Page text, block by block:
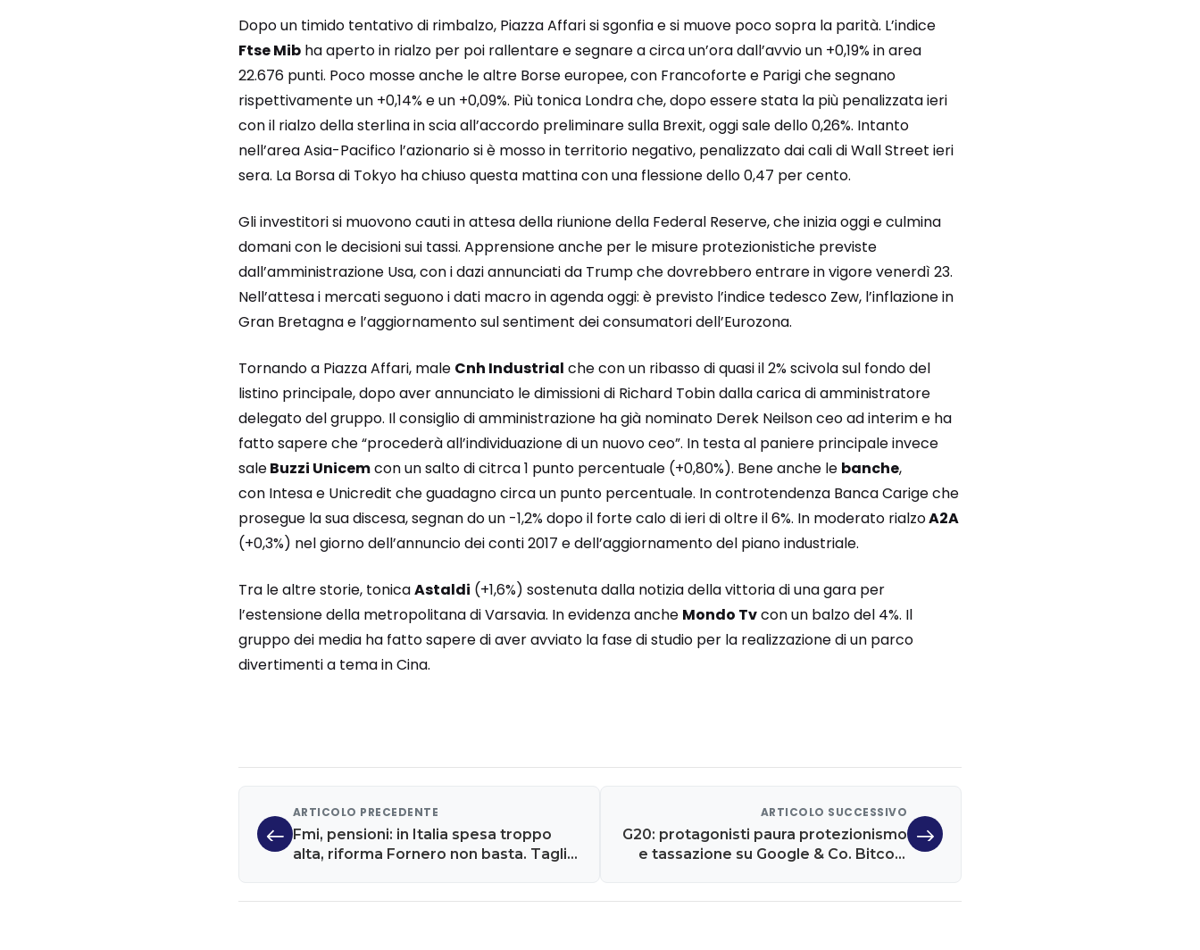
Dopo un timido tentativo di rimbalzo, Piazza Affari si sgonfia e si muove poco sopra la parità. L’indice
Ftse Mibha aperto in rialzo per poi rallentare e segnare a circa un’ora dall’avvio un +0,19% in area
22.676 punti. Poco mosse anche le altre Borse europee, con Francoforte e Parigi che segnano
rispettivamente un +0,14% e un +0,09%. Più tonica Londra che, dopo essere stata la più penalizzata ieri
con il rialzo della sterlina in scia all’accordo preliminare sulla Brexit, oggi sale dello 0,26%. Intanto
nell’area Asia-Pacifico l’azionario si è mosso in territorio negativo, penalizzato dai cali di Wall Street ieri
sera. La Borsa di Tokyo ha chiuso questa mattina con una flessione dello 0,47 per cento.
Gli investitori si muovono cauti in attesa della riunione della Federal Reserve, che inizia oggi e culmina
domani con le decisioni sui tassi. Apprensione anche per le misure protezionistiche previste
dall’amministrazione Usa, con i dazi annunciati da Trump che dovrebbero entrare in vigore venerdì 23.
Nell’attesa i mercati seguono i dati macro in agenda oggi: è previsto l’indice tedesco Zew, l’inflazione in
Gran Bretagna e l’aggiornamento sul sentiment dei consumatori dell’Eurozona.
Tornando a Piazza Affari, male Cnh Industrial che con un ribasso di quasi il 2% scivola sul fondo del
listino principale, dopo aver annunciato le dimissioni di Richard Tobin dalla carica di amministratore
delegato del gruppo. Il consiglio di amministrazione ha già nominato Derek Neilson ceo ad interim e ha
fatto sapere che “procederà all’individuazione di un nuovo ceo”. In testa al paniere principale invece
saleBuzzi Unicemcon un salto di citrca 1 punto percentuale (+0,80%). Bene anche le banche,
con Intesa e Unicredit che guadagno circa un punto percentuale. In controtendenza Banca Carige che
prosegue la sua discesa, segnan do un -1,2% dopo il forte calo di ieri di oltre il 6%. In moderato rialzoA2A
(+0,3%) nel giorno dell’annuncio dei conti 2017 e dell’aggiornamento del piano industriale.
Tra le altre storie, tonicaAstaldi (+1,6%) sostenuta dalla notizia della vittoria di una gara per
l’estensione della metropolitana di Varsavia. In evidenza anche Mondo Tvcon un balzo del 4%. Il
gruppo dei media ha fatto sapere di aver avviato la fase di studio per la realizzazione di un parco
divertimenti a tema in Cina.
ARTICOLO PRECEDENTE
Fmi, pensioni: in Italia spesa troppo
alta, riforma Fornero non basta. Taglio
ARTICOLO SUCCESSIVO
G20: protagonisti paura protezionismo
e tassazione su Google & Co. Bitcoin